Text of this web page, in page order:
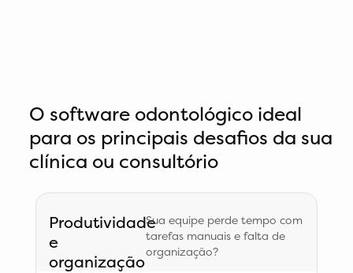
O software odontológico ideal
para os principais desafios da sua
clínica ou consultório
Produtividade
e
organização
Sua equipe perde tempo com
tarefas manuais e falta de
organização?